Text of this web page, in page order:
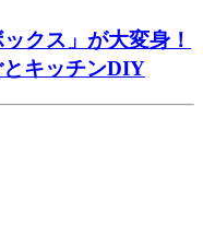
クス」が大変身！
キッチンDIY